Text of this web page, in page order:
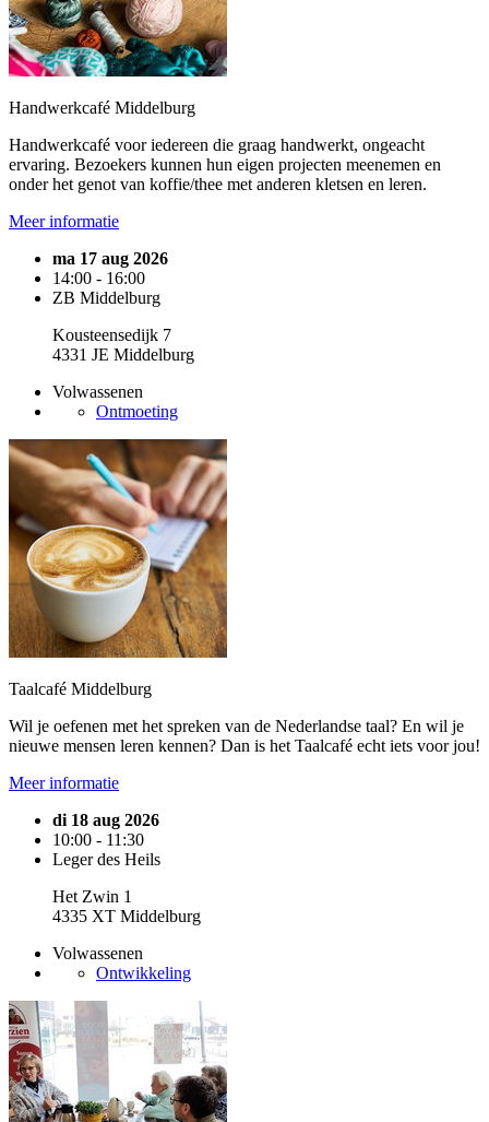
Handwerkcafé Middelburg
Handwerkcafé voor iedereen die graag handwerkt, ongeacht
ervaring. Bezoekers kunnen hun eigen projecten meenemen en
onder het genot van koffie/thee met anderen kletsen en leren.
Meer informatie
ma 17 aug 2026
14:00 - 16:00
ZB Middelburg
Kousteensedijk 7
4331 JE Middelburg
Volwassenen
Ontmoeting
Taalcafé Middelburg
Wil je oefenen met het spreken van de Nederlandse taal? En wil je
nieuwe mensen leren kennen? Dan is het Taalcafé echt iets voor jou!
Meer informatie
di 18 aug 2026
10:00 - 11:30
Leger des Heils
Het Zwin 1
4335 XT Middelburg
Volwassenen
Ontwikkeling